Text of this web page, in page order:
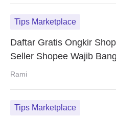
Tips Marketplace
Daftar Gratis Ongkir
Seller Shopee Wajib
Rami
Tips Marketplace